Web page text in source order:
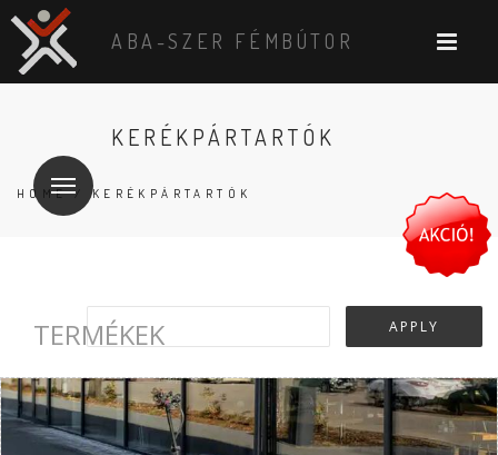
ABA-SZER FÉMBÚTOR
KERÉKPÁRTARTÓK
HOME/ KERÉKPÁRTARTÓK
TERMÉKEK